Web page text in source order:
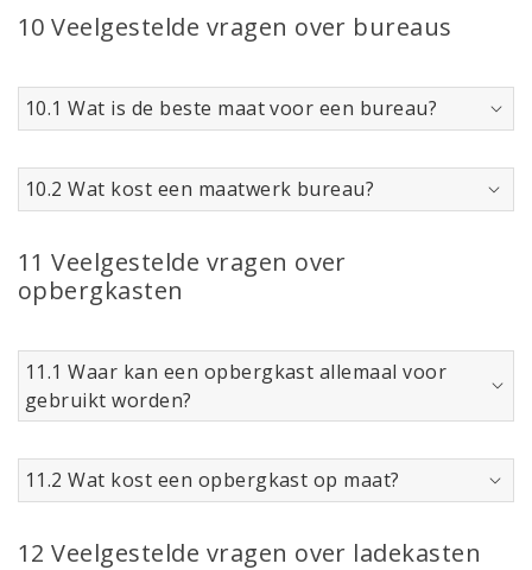
10 Veelgestelde vragen over bureaus
10.1 Wat is de beste maat voor een bureau?
10.2 Wat kost een maatwerk bureau?
11 Veelgestelde vragen over
opbergkasten
11.1 Waar kan een opbergkast allemaal voor
gebruikt worden?
11.2 Wat kost een opbergkast op maat?
12 Veelgestelde vragen over ladekasten